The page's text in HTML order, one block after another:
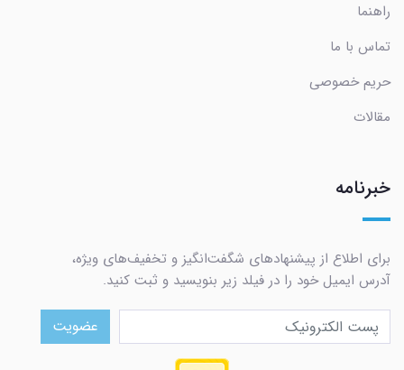
راهنما
تماس با ما
حریم خصوصی
مقالات
خبرنامه
برای اطلاع از پیشنهادهای شگفت‌انگیز و تخفیف‌های ویژه،
آدرس ایمیل خود را در فیلد زیر بنویسید و ثبت کنید.
عضویت